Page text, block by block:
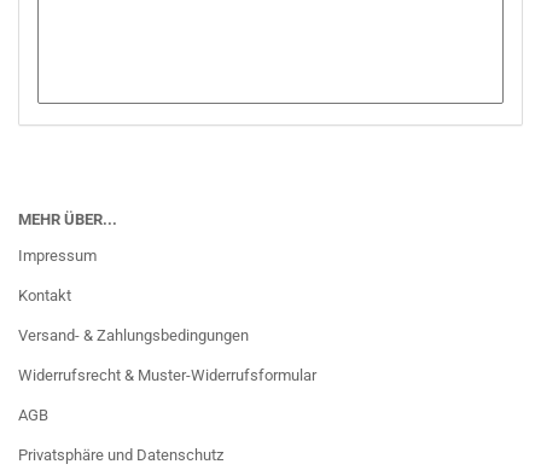
MEHR ÜBER...
Impressum
Kontakt
Versand- & Zahlungsbedingungen
Widerrufsrecht & Muster-Widerrufsformular
AGB
Privatsphäre und Datenschutz